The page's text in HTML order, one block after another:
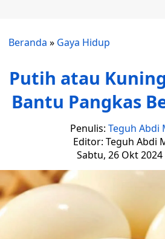
Beranda » Gaya Hidup
Putih atau
Bantu Pangkas
Penulis: Teguh Abdi
Editor: Teguh Abdi
Sabtu, 26 Okt 2024